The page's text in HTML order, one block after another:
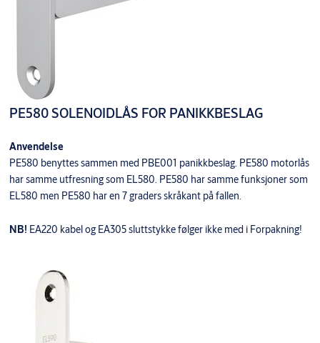
PE580 SOLENOIDLÅS FOR PANIKKBESLAG
Anvendelse
PE580 benyttes sammen med PBE001 panikkbeslag. PE580 motorlås
har samme utfresning som EL580. PE580 har samme funksjoner som
EL580 men PE580 har en 7 graders skråkant på fallen.
NB! EA220 kabel og EA305 sluttstykke følger ikke med i Forpakning!